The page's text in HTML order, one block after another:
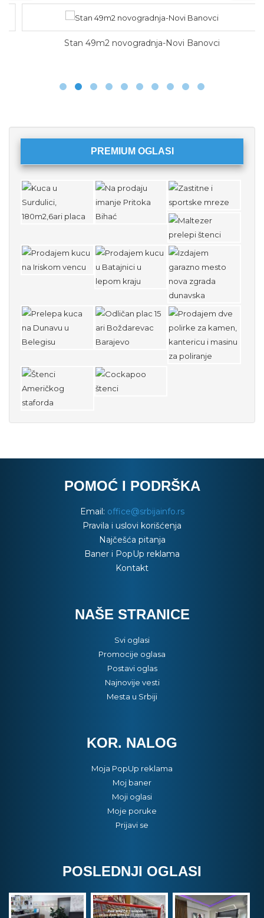
Stan 49m2 novogradnja-Novi Banovci
PREMIUM OGLASI
POMOĆ I PODRŠKA
Email: office@srbijainfo.rs
Pravila i uslovi korišćenja
Najčešća pitanja
Baner i PopUp reklama
Kontakt
NAŠE STRANICE
Svi oglasi
Promocije oglasa
Postavi oglas
Najnovije vesti
Mesta u Srbiji
KOR. NALOG
Moja PopUp reklama
Moj baner
Moji oglasi
Moje poruke
Prijavi se
POSLEDNJI OGLASI